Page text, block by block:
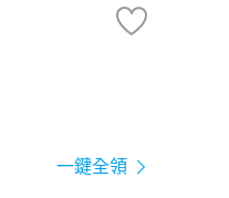
一鍵全領